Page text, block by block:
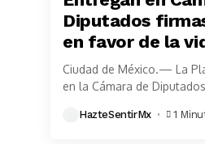
Diputados
en favor de la
Ciudad de México.— La
en la Cámara de
HazteSentirMx 1